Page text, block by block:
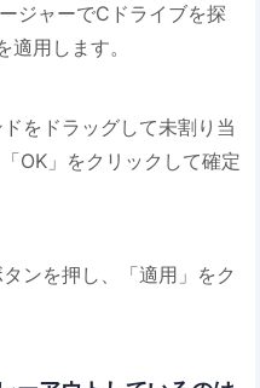
ジャーでCドライブを探
用します。
をドラッグして未割り当
OK」をクリックして確定
ンを押し、「適用」をク